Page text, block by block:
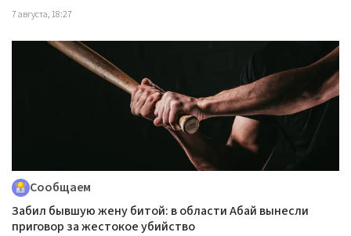
7 августа, 18:27
Сообщаем
Забил бывшую жену битой: в области Абай вынесли
приговор за жестокое убийство